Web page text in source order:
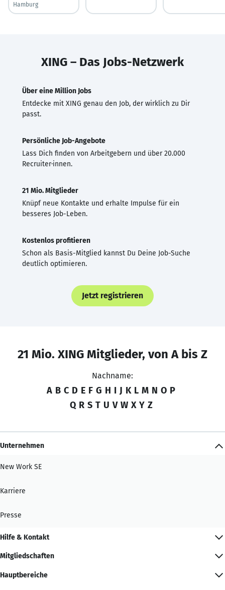
Hamburg
XING – Das Jobs-Netzwerk
Über eine Million Jobs
Entdecke mit XING genau den Job, der wirklich zu Dir
passt.
Persönliche Job-Angebote
Lass Dich finden von Arbeitgebern und über 20.000
Recruiter·innen.
21 Mio. Mitglieder
Knüpf neue Kontakte und erhalte Impulse für ein
besseres Job-Leben.
Kostenlos profitieren
Schon als Basis-Mitglied kannst Du Deine Job-Suche
deutlich optimieren.
Jetzt registrieren
21 Mio. XING Mitglieder, von A bis Z
Nachname:
A B C D E F G H I J K L M N O P
Q R S T U V W X Y Z
Unternehmen
New Work SE
Karriere
Presse
Hilfe & Kontakt
Mitgliedschaften
Hauptbereiche